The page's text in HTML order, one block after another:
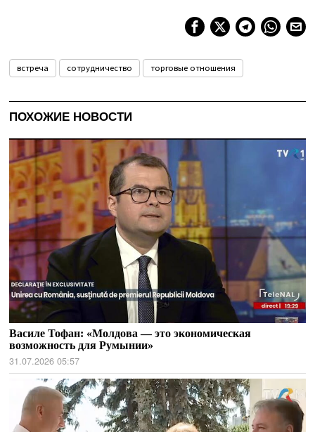
встреча сотрудничество торговые отношения
ПОХОЖИЕ НОВОСТИ
Василе Тофан: «Молдова — это экономическая
возможность для Румынии»
31.07.2026 05:57